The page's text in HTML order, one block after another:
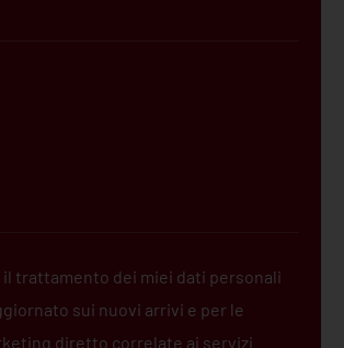
il trattamento dei miei dati personali
sui nuovi arrivi e per le
diretto correlate ai servizi